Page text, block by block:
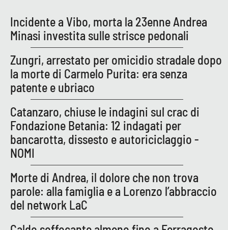
Eventi
Food
Storie
LAC
NETWORK
Lacplay.it
Lactv.it
Laconair.it
Lacitymag.it
Incidente a Vibo, morta la 23enne Andrea
Minasi investita sulle strisce pedonali
Zungri, arrestato per omicidio stradale dopo
la morte di Carmelo Purita: era senza
patente e ubriaco
Catanzaro, chiuse le indagini sul crac di
Fondazione Betania: 12 indagati per
bancarotta, dissesto e autoriciclaggio -
NOMI
Morte di Andrea, il dolore che non trova
parole: alla famiglia e a Lorenzo l’abbraccio
del network LaC